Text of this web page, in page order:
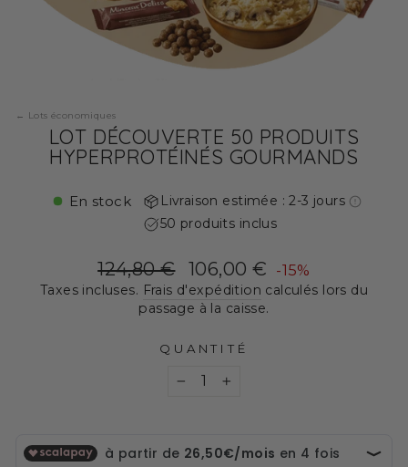
Lots économiques
LOT DÉCOUVERTE 50 PRODUITS
HYPERPROTÉINÉS GOURMANDS
En stock
Livraison estimée : 2-3 jours
50 produits inclus
Prix
régulier
124,80 €
Prix
réduit
106,00 € -15%
Taxes incluses. Frais d'expédition calculés lors du
passage à la caisse.
QUANTITÉ